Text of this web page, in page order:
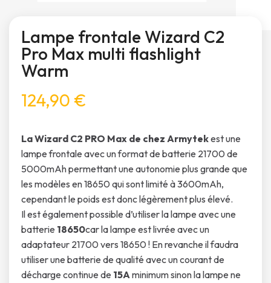
Lampe frontale Wizard C2
Pro Max multi flashlight
Warm
124,90 €
La Wizard C2 PRO Max de chez Armytekest une
lampe frontale avec un format de batterie 21700 de
5000mAh permettant une autonomie plus grande que
les modèles en 18650 qui sont limité à 3600mAh,
cependant le poids est donc légèrement plus élevé.
Il est également possible d’utiliser la lampe avec une
batterie 18650car la lampe est livrée avec un
adaptateur 21700 vers 18650 ! En revanche il faudra
utiliser une batterie de qualité avec un courant de
décharge continue de 15Aminimum sinon la lampe ne